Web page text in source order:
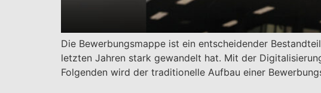
Die Bewerbungsmappe ist ein entscheidender
letzten Jahren stark gewandelt hat. Mit der
Folgenden wird der traditionelle Aufbau einer